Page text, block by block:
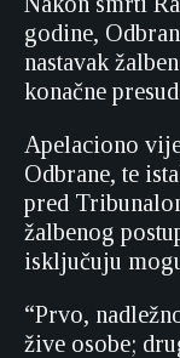
godine,
nastavak
konačne
Apelaciono
Odbrane, te
pred
žalbenog
isključuju
“Prvo,
žive osobe;